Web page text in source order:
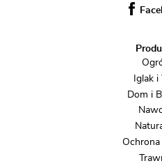
Iglak i
Dom i
Ochrona